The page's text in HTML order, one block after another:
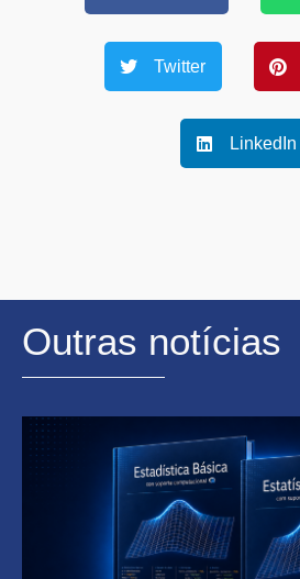
Twitter
LinkedIn
Outras notícias